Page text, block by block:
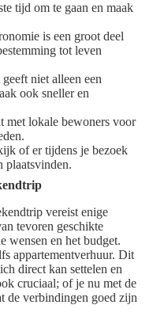
tijd om te gaan en maak
is een groot deel
tot leven
niet alleen een
ook sneller en
met lokale bewoners voor
of er tijdens je bezoek
plaatsvinden.
vereist enige
tevoren geschikte
wensen en het budget.
appartementverhuur. Dit
direct kan settelen en
cruciaal; of je nu met de
de verbindingen goed zijn